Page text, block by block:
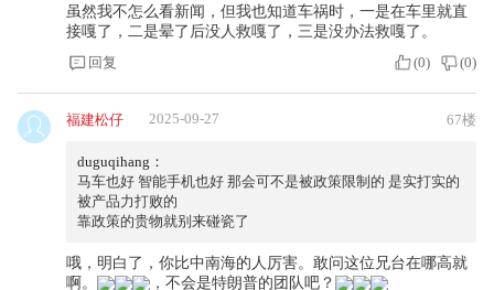
虽然我不怎么看新闻，但我也知道车祸时，一是在车里就直
接嘎了，二是晕了后没人救嘎了，三是没办法救嘎了。
回复
(0) (0)
福建松仔 2025-09-27 67楼
duguqihang：
马车也好 智能手机也好 那会可不是被政策限制的 是实打实的
被产品力打败的
靠政策的贵物就别来碰瓷了
哦，明白了，你比中南海的人厉害。敢问这位兄台在哪高就
啊。
，不会是特朗普的团队吧？